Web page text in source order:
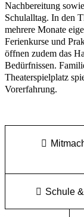
Nachbereitung
Schulalltag. In den
mehrere Monate
Ferienkurse und
öffnen zudem das
Bedürfnissen.
Theaterspielplatz
Vorerfahrung.
Schule